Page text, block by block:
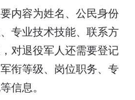
内容为姓名、公民身份
专业技术技能、联系方
对退役军人还需要登记
衔等级、岗位职务、专
信息。